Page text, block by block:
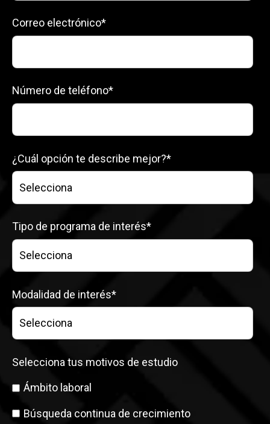
Correo electrónico*
Número de teléfono*
¿Cuál opción te describe mejor?*
Tipo de programa de interés*
Modalidad de interés*
Selecciona tus motivos de estudio
Ámbito laboral
Búsqueda continua de crecimiento